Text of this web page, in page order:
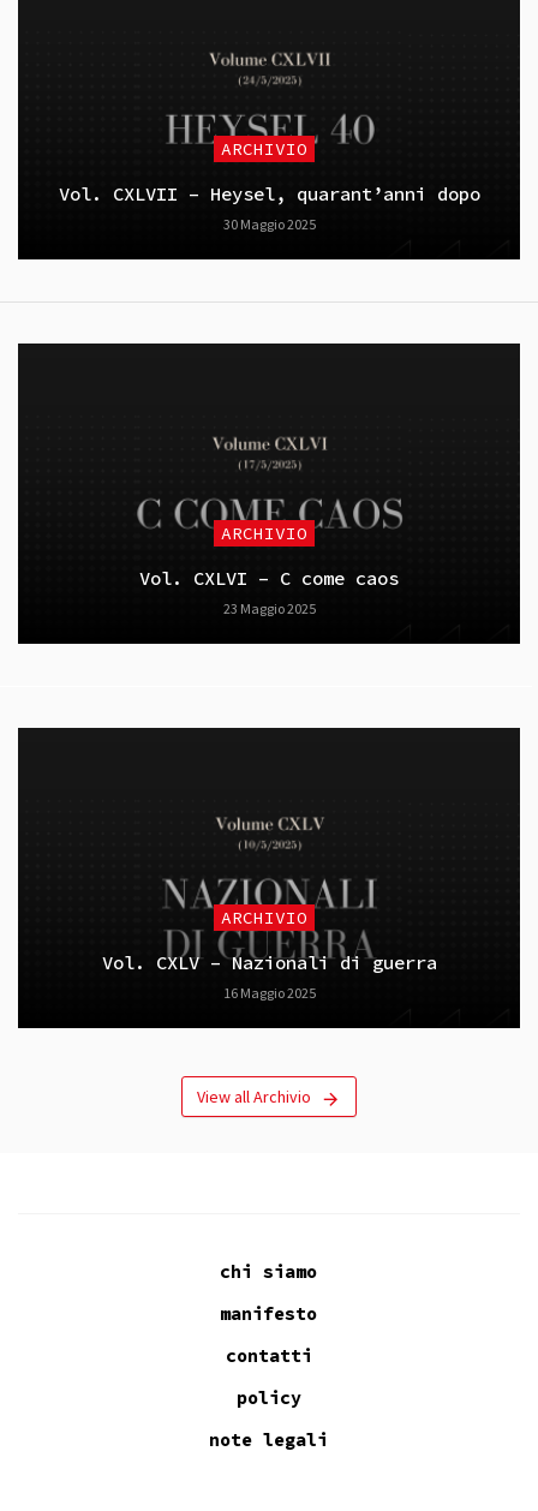
ARCHIVIO
Vol. CXLVII – Heysel, quarant’anni dopo
30 Maggio 2025
ARCHIVIO
Vol. CXLVI – C come caos
23 Maggio 2025
ARCHIVIO
Vol. CXLV – Nazionali di guerra
16 Maggio 2025
View all Archivio
chi siamo
manifesto
contatti
policy
note legali